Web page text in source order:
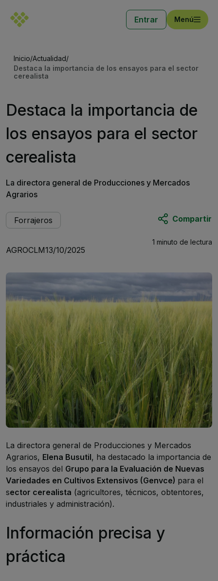
Entrar Menú
Inicio/Actualidad/
Destaca la importancia de los ensayos para el sector
cerealista
Destaca la importancia de
los ensayos para el sector
cerealista
La directora general de Producciones y Mercados
Agrarios
Forrajeros Compartir
AGROCLM13/10/2025
1 minuto de lectura
La directora general de Producciones y Mercados
Agrarios, Elena Busutil, ha destacado la importancia de
los ensayos del Grupo para la Evaluación de Nuevas
Variedades en Cultivos Extensivos (Genvce) para el
sector cerealista (agricultores, técnicos, obtentores,
industriales y administración).
Información precisa y
práctica